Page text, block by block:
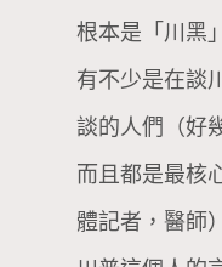
根本是「川黑
有不少是在談
談的人們（好
而且都是最核
體記者，醫師